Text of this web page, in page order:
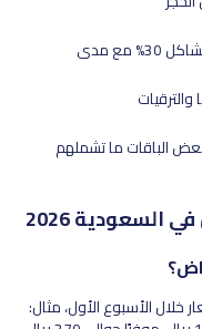
مدى
الباقات ما تشملهم
2026
مع أفضل الأسعار خلال الأسبوع الأول، مثال: